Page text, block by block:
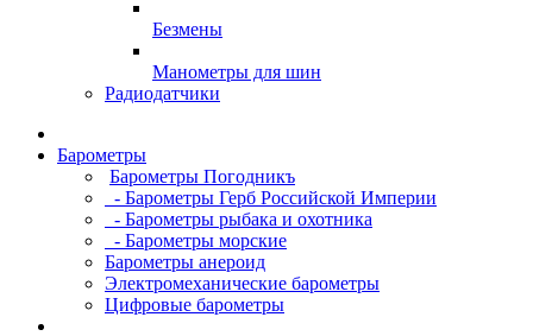
Безмены
Манометры для шин
Радиодатчики
Барометры
Барометры Погодникъ
- Барометры Герб Российской Империи
- Барометры рыбака и охотника
- Барометры морские
Барометры анероид
Электромеханические барометры
Цифровые барометры